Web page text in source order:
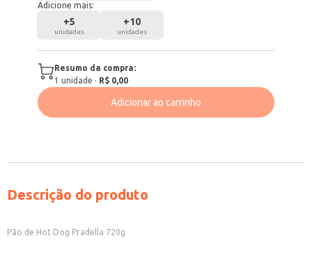
Adicione mais:
+5
unidades
+10
unidades
Resumo da compra:
1 unidade · R$ 0,00
Adicionar ao carrinho
Descrição do produto
Pão de Hot Dog Pradella 720g